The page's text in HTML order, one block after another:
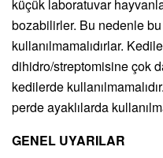
küçük laboratuvar
bozabilirler. Bu nedenle
kullanılmamalıdırlar.
dihidro/streptomisine çok
kedilerde
perde ayaklılarda
GENEL UYARILAR